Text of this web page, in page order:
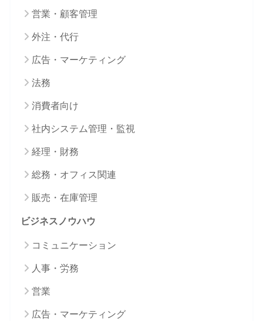
営業・顧客管理
外注・代行
広告・マーケティング
法務
消費者向け
社内システム管理・監視
経理・財務
総務・オフィス関連
販売・在庫管理
ビジネスノウハウ
コミュニケーション
人事・労務
営業
広告・マーケティング